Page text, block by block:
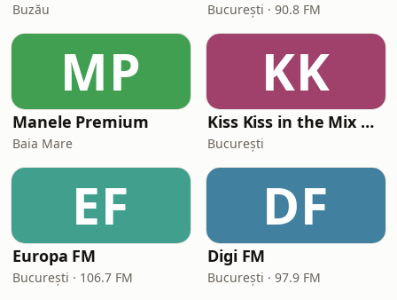
Buzău București · 90.8 FM
MP
Manele Premium
Baia Mare
KK
Kiss Kiss in the Mix Radio
București
EF
Europa FM
București · 106.7 FM
DF
Digi FM
București · 97.9 FM